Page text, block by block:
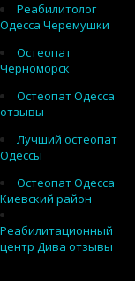
Реабилитолог
Одесса Черемушки
Остеопат
Черноморск
Остеопат Одесса
отзывы
Лучший остеопат
Одессы
Остеопат Одесса
Киевский район
Реабилитационный
центр Дива отзывы